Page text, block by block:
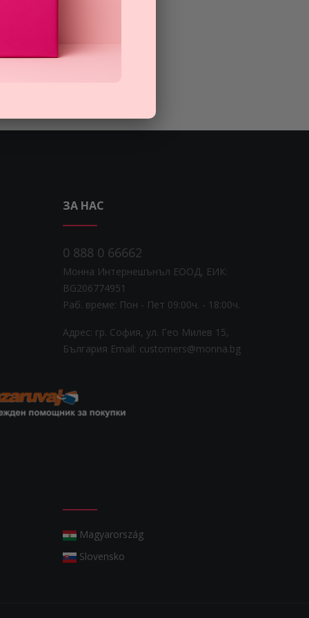
ЗА НАС
0 888 0 66662
Монна Интернешънъл ЕООД, ЕИК:
BG206774951
Раб. време: Пoн - Пет 09:00ч. - 18:00ч.
Адрес: гр. София, ул. Гео Милев 15,
България Email: customers@monna.bg
Magyarország
Slovensko